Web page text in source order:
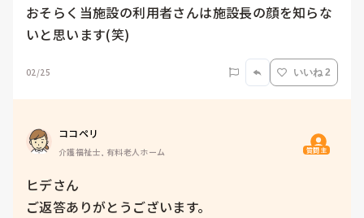
おそらく当施設の利用者さんは施設長の顔を知らな
いと思います(笑)
02/25 いいね 2
ココペリ
介護福祉士, 有料老人ホーム 質問主
ヒデさん
ご返答ありがとうございます。